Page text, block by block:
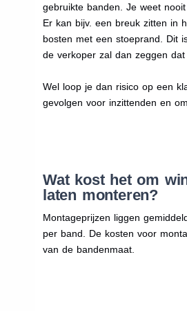
gebruikte banden. Je weet
Er kan bijv. een breuk zitten in
bosten met een stoeprand. Dit
de verkoper zal dan zeggen
Wel loop je dan risico op een
gevolgen voor inzittenden en
Wat kost het om
laten monteren?
Montageprijzen liggen
per band. De kosten voor
van de bandenmaat.